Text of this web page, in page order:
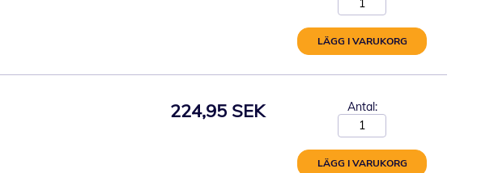
LÄGG I VARUKORG
224,95 SEK Antal:
LÄGG I VARUKORG